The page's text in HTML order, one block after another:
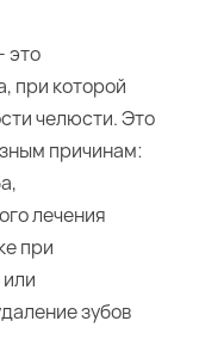
это
при которой
челюсти. Это
причинам:
лечения
при
зубов